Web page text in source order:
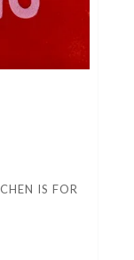
IS FOR